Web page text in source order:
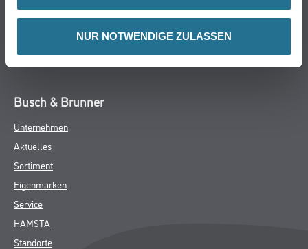
NUR NOTWENDIGE ZULASSEN
Wand- & Deckenbeläge
Werkzeug & Maschinen
Busch & Brunner
Unternehmen
Aktuelles
Sortiment
Eigenmarken
Service
HAMSTA
Standorte